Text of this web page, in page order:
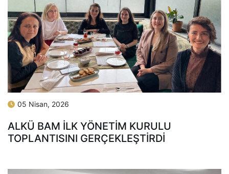
05 Nisan, 2026
ALKÜ BAM İLK YÖNETİM KURULU
TOPLANTISINI GERÇEKLEŞTİRDİ